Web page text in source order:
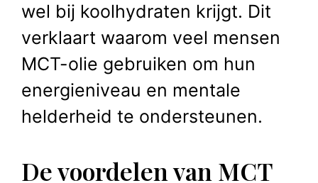
wel bij koolhydraten krijgt. Dit
verklaart waarom veel mensen
MCT-olie gebruiken om hun
energieniveau en mentale
helderheid te ondersteunen.
De voordelen van MCT